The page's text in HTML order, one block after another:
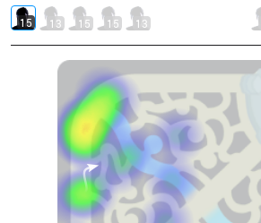
15 13 15 15 13